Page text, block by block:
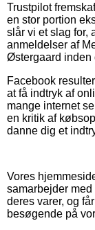
Trustpilot
en stor portion
slår vi et slag for,
anmeldelser af
Østergaard inden
Facebook
at få indtryk af
mange internet
en kritik af
danne dig et
Vores
samarbejder
deres varer, og
besøgende på